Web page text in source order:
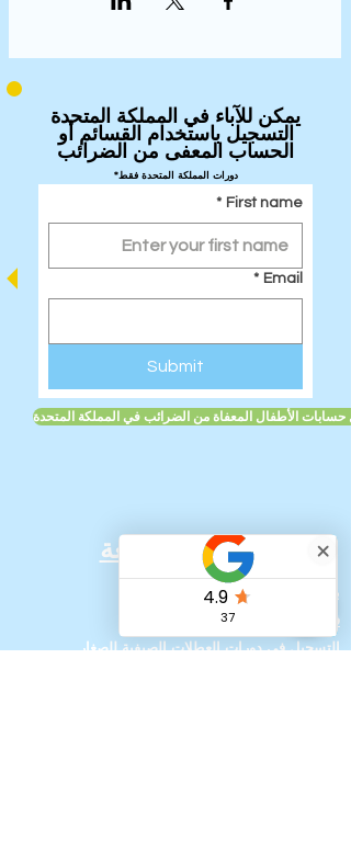
يمكن للآباء في المملكة المتحدة
التسجيل باستخدام القسائم أو
الحساب المعفى من الضرائب
*دورات المملكة المتحدة فقط
First name
*
Email
*
Submit
حسابات الأطفال المعفاة من الضرائب في المملكة المتحدة
روابط سريعة:
بيت
فريقنا
التسجيل في دورات العطلات الصيفية للصغار